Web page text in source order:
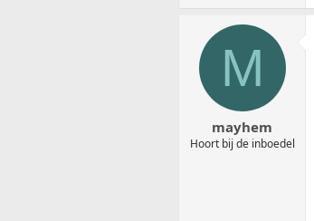
M
mayhem
Hoort bij de inboedel